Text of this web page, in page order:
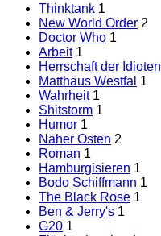
Thinktank 1
New World Order 2
Doctor Who 1
Arbeit 1
Herrschaft der Idioten
Matthäus Westfal 1
Wahrheit 1
Shitstorm 1
Humor 1
Naher Osten 2
Roman 1
Hamburgisieren 1
Bodo Schiffmann 1
The Black Rose 1
Ben & Jerry's 1
G20 1